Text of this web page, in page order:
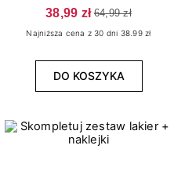
38,99 zł 64,99 zł
Najniższa cena z 30 dni 38.99 zł
DO KOSZYKA